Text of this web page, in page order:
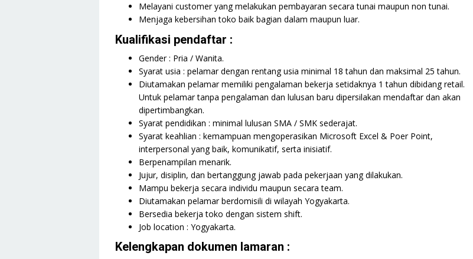
Melayani customer yang melakukan pembayaran secara tunai maupun non tunai.
Menjaga kebersihan toko baik bagian dalam maupun luar.
Kualifikasi pendaftar :
Gender : Pria / Wanita.
Syarat usia : pelamar dengan rentang usia minimal 18 tahun dan maksimal 25 tahun.
Diutamakan pelamar memiliki pengalaman bekerja setidaknya 1 tahun dibidang retail.
Untuk pelamar tanpa pengalaman dan lulusan baru dipersilakan mendaftar dan akan
dipertimbangkan.
Syarat pendidikan : minimal lulusan SMA / SMK sederajat.
Syarat keahlian : kemampuan mengoperasikan Microsoft Excel & Poer Point,
interpersonal yang baik, komunikatif, serta inisiatif.
Berpenampilan menarik.
Jujur, disiplin, dan bertanggung jawab pada pekerjaan yang dilakukan.
Mampu bekerja secara individu maupun secara team.
Diutamakan pelamar berdomisili di wilayah Yogyakarta.
Bersedia bekerja toko dengan sistem shift.
Job location : Yogyakarta.
Kelengkapan dokumen lamaran :